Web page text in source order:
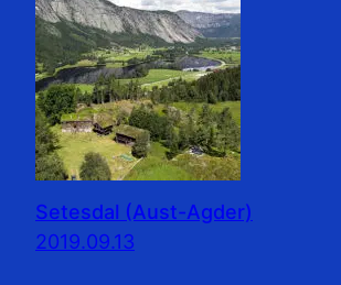
Setesdal (Aust-Agder)
2019.09.13